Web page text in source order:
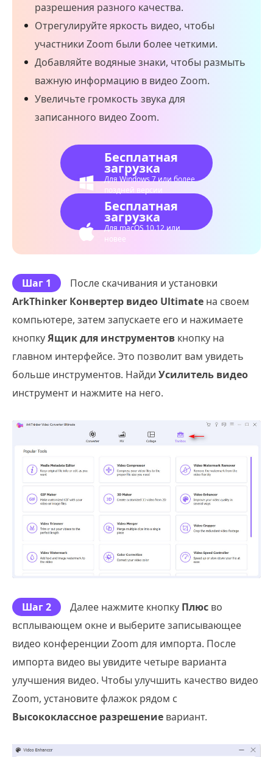
разрешения разного качества.
Отрегулируйте яркость видео, чтобы
участники Zoom были более четкими.
Добавляйте водяные знаки, чтобы размыть
важную информацию в видео Zoom.
Увеличьте громкость звука для
записанного видео Zoom.
Бесплатная
загрузка
Для Windows 7 или более
поздней версии
Бесплатная
загрузка
Для macOS 10.12 или
новее
Шаг 1
После скачивания и установки
ArkThinker Конвертер видео Ultimate на своем
компьютере, затем запускаете его и нажимаете
кнопкуЯщик для инструментов кнопку на
главном интерфейсе. Это позволит вам увидеть
больше инструментов. Найди Усилитель видео
инструмент и нажмите на него.
Шаг 2 Далее нажмите кнопку Плюс во
всплывающем окне и выберите записывающее
видео конференции Zoom для импорта. После
импорта видео вы увидите четыре варианта
улучшения видео. Чтобы улучшить качество видео
Zoom, установите флажок рядом с
Высококлассное разрешение вариант.